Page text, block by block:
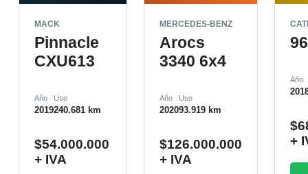
MACK
Pinnacle
CXU613
Año
2019
Uso
240.681 km
$54.000.000
+ IVA
MERCEDES-BENZ
Arocs
3340 6x4
Año
2020
Uso
93.919 km
$126.000.000
+ IVA
Año
$
+